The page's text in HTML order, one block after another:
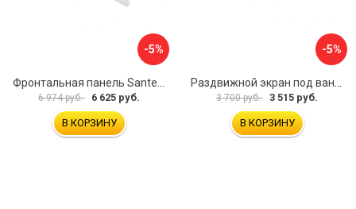
-5%
6 974 руб. 6 625 руб.
В КОРЗИНУ
-5%
3 700 руб. 3 515 руб.
В КОРЗИНУ